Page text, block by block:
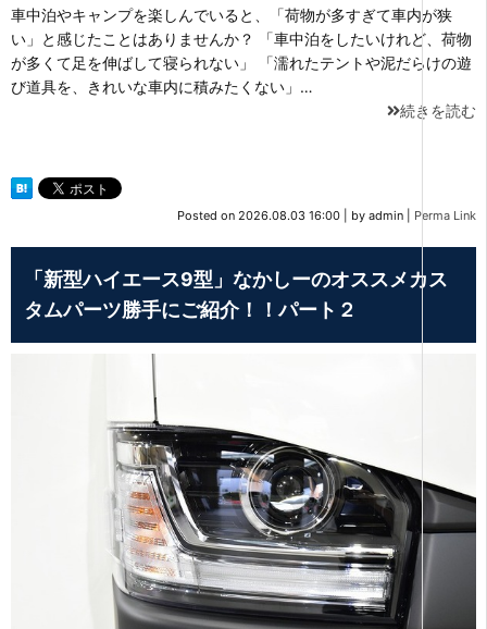
車中泊やキャンプを楽しんでいると、「荷物が多すぎて車内が狭
い」と感じたことはありませんか？ 「車中泊をしたいけれど、荷物
が多くて足を伸ばして寝られない」 「濡れたテントや泥だらけの遊
び道具を、きれいな車内に積みたくない」…
続きを読む
Posted on 2026.08.03 16:00 by admin Perma Link
「新型ハイエース9型」なかしーのオススメカス
タムパーツ勝手にご紹介！！パート２